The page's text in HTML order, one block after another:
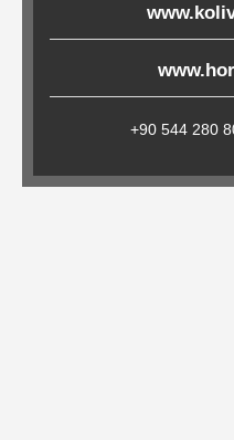
Amerikan
Servisler
&
Kağıt+90 544 280